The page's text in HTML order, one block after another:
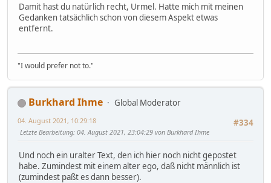
Damit hast du natürlich recht, Urmel. Hatte mich mit meinen
Gedanken tatsächlich schon von diesem Aspekt etwas
entfernt.
"I would prefer not to."
Burkhard Ihme
Global Moderator
#334
04. August 2021, 10:29:18
Letzte Bearbeitung: 04. August 2021, 23:04:29 von Burkhard Ihme
Und noch ein uralter Text, den ich hier noch nicht gepostet
habe. Zumindest mit einem alter ego, daß nicht männlich ist
(zumindest paßt es dann besser).